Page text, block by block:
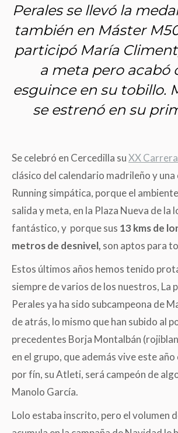
Perales se llevó la
también en Máster
participó María
a meta pero acabó
esguince en su tobillo.
se estrenó en su
Se celebró en Cercedilla suXX
clásico del calendario madrileño y
Running simpática, porque el
salida y meta, en la Plaza Nueva de la
fantástico, y porque sus 13 kms de
metros de desnivel, son aptos para
Estos últimos años hemos tenido
siempre de varios de los nuestros, La
Perales ya ha sido subcampeona de
de atrás, lo mismo que han subido al
precedentes Borja Montalbán
en el grupo, que además vive este
por fín, su Atleti, será campeón de
Manolo García.
Lolo estaba inscrito, pero el volumen